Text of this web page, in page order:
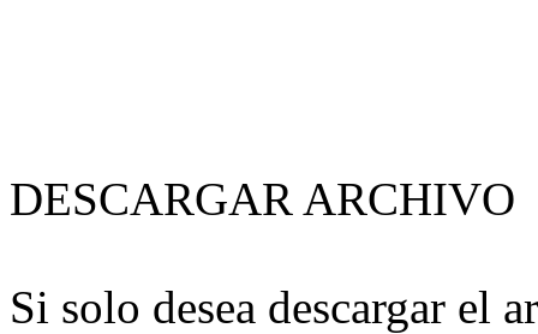
DESCARGAR ARCHIVO
Si solo desea descargar el